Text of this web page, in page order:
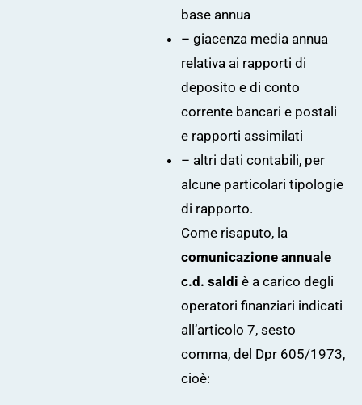
base annua
– giacenza media annua
relativa ai rapporti di
deposito e di conto
corrente bancari e postali
e rapporti assimilati
– altri dati contabili, per
alcune particolari tipologie
di rapporto.
Come risaputo, la
comunicazione annuale
c.d. saldi è a carico degli
operatori finanziari indicati
all’articolo 7, sesto
comma, del Dpr 605/1973,
cioè: